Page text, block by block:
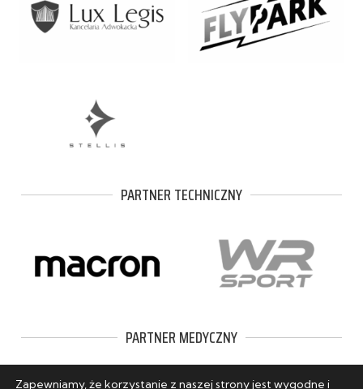
PARTNER TECHNICZNY
PARTNER MEDYCZNY
Zapewniamy, że korzystanie z naszej strony jest wygodne i